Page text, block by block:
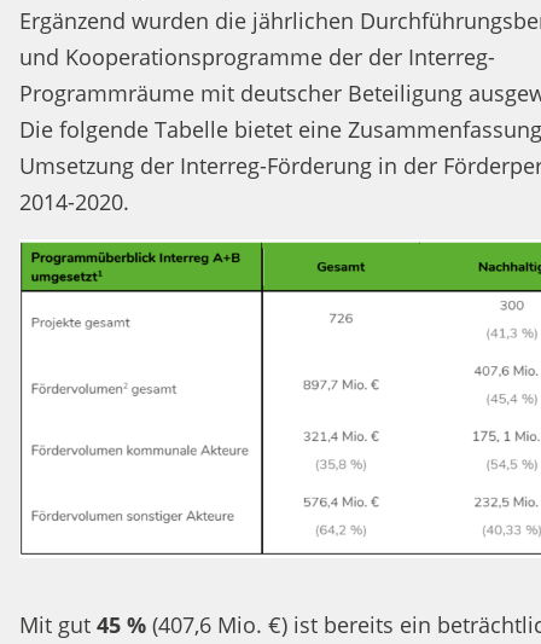
Ergänzend wurden die jährlichen
und Kooperationsprogramme der der Interreg-
Programmräume mit deutscher Beteiligung
Die folgende Tabelle bietet eine
Umsetzung der Interreg-Förderung in der
2014-2020.
Mit gut 45 % (407,6 Mio. €) ist bereits ein